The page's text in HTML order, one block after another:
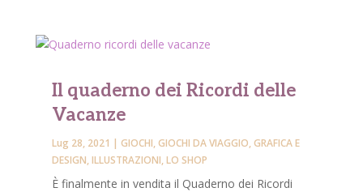
Il quaderno dei Ricordi delle
Vacanze
Lug 28, 2021 | GIOCHI,GIOCHI DA VIAGGIO,GRAFICA E
DESIGN,ILLUSTRAZIONI,LO SHOP
È finalmente in vendita il Quaderno dei Ricordi